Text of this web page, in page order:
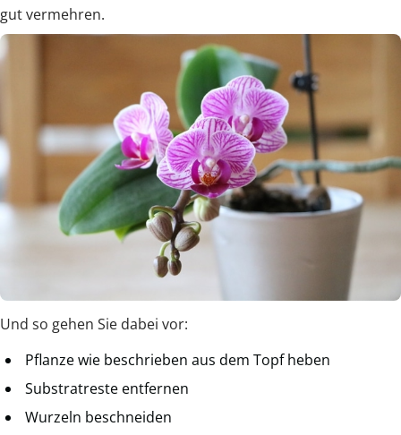
gut vermehren.
Und so gehen Sie dabei vor:
Pflanze wie beschrieben aus dem Topf heben
Substratreste entfernen
Wurzeln beschneiden